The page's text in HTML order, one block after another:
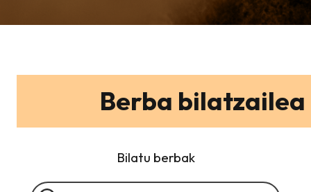
Berba bilatzailea
Bilatu berbak